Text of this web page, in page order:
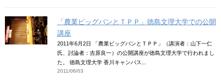
「農業ビッグバンとＴＰＰ」徳島文理大学での公開
講座
2011年6月2日 「農業ビッグバンとＴＰＰ」（講演者：山下一仁
氏、討論者：吉原良一）の公開講座が徳島文理大学で行われまし
た。 徳島文理大学 香川キャンパス...
2011/06/03